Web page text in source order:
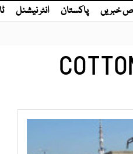
خبریں پاکستان انٹر نیشنل